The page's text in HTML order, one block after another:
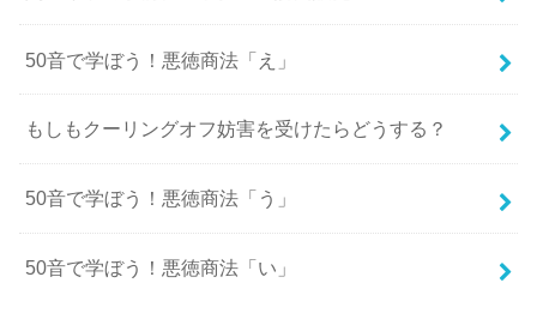
50音で学ぼう！悪徳商法「え」
もしもクーリングオフ妨害を受けたらどうする？
50音で学ぼう！悪徳商法「う」
50音で学ぼう！悪徳商法「い」